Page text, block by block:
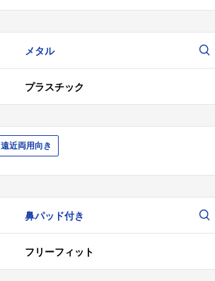
メタル
プラスチック
遠近両用向き
鼻パッド付き
フリーフィット